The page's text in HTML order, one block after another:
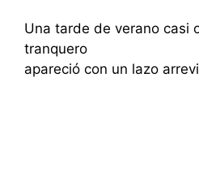
Una tarde de verano casi
tranquero
apareció con un lazo